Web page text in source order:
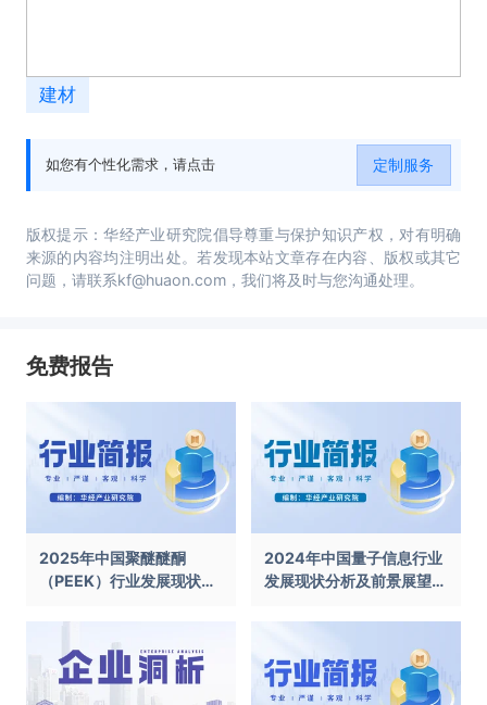
建材
如您有个性化需求，请点击 定制服务
版权提示：华经产业研究院倡导尊重与保护知识产权，对有明确
来源的内容均注明出处。若发现本站文章存在内容、版权或其它
问题，请联系kf@huaon.com，我们将及时与您沟通处理。
免费报告
2025年中国聚醚醚酮
（PEEK）行业发展现状及
2024年中国量子信息行业
发展现状分析及前景展望报